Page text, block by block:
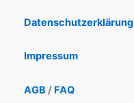
Datenschutzerklärung
Impressum
AGB / FAQ